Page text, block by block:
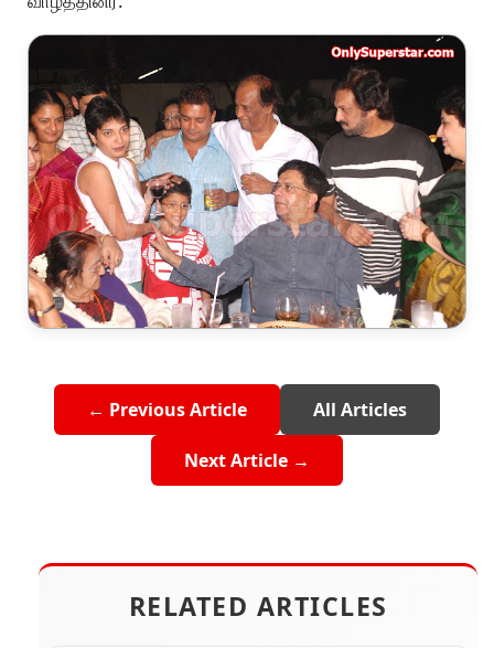
← Previous Article All Articles
Next Article →
RELATED ARTICLES